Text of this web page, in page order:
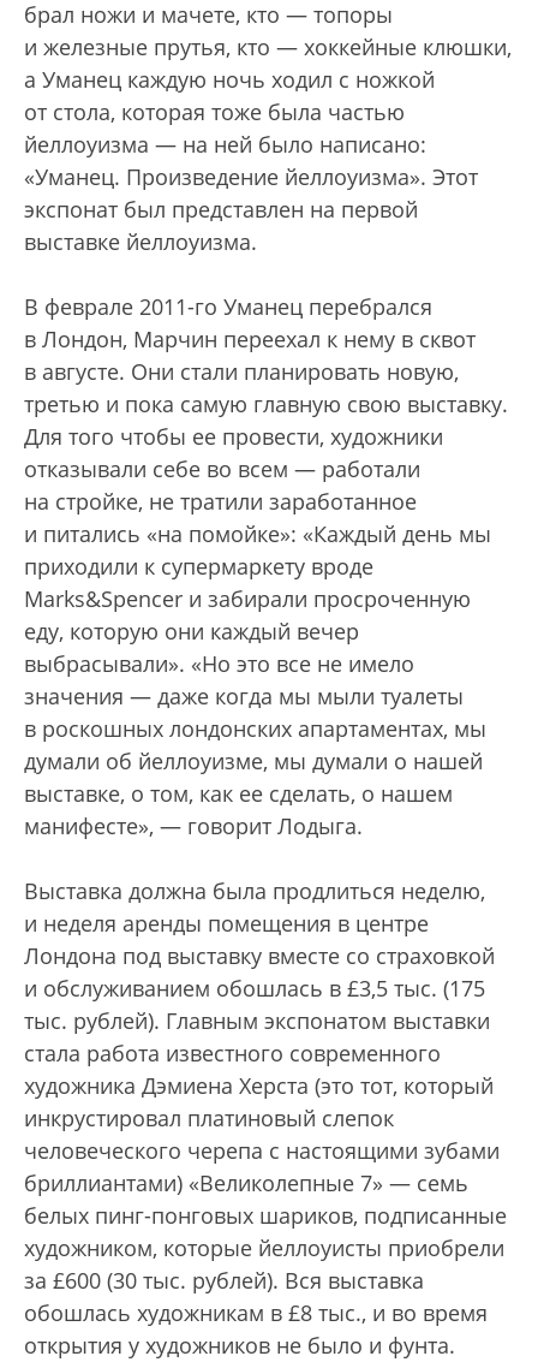
брал ножи и мачете, кто — топоры
и железные прутья, кто — хоккейные клюшки,
а Уманец каждую ночь ходил с ножкой
от стола, которая тоже была частью
йеллоуизма — на ней было написано:
«Уманец. Произведение йеллоуизма». Этот
экспонат был представлен на первой
выставке йеллоуизма.
В феврале 2011-го Уманец перебрался
в Лондон, Марчин переехал к нему в сквот
в августе. Они стали планировать новую,
третью и пока самую главную свою выставку.
Для того чтобы ее провести, художники
отказывали себе во всем — работали
на стройке, не тратили заработанное
и питались «на помойке»: «Каждый день мы
приходили к супермаркету вроде
Marks&Spencer и забирали просроченную
еду, которую они каждый вечер
выбрасывали». «Но это все не имело
значения — даже когда мы мыли туалеты
в роскошных лондонских апартаментах, мы
думали об йеллоуизме, мы думали о нашей
выставке, о том, как ее сделать, о нашем
манифесте», — говорит Лодыга.
Выставка должна была продлиться неделю,
и неделя аренды помещения в центре
Лондона под выставку вместе со страховкой
и обслуживанием обошлась в £3,5 тыс. (175
тыс. рублей). Главным экспонатом выставки
стала работа известного современного
художника Дэмиена Херста (это тот, который
инкрустировал платиновый слепок
человеческого черепа с настоящими зубами
бриллиантами) «Великолепные 7» — семь
белых пинг-понговых шариков, подписанные
художником, которые йеллоуисты приобрели
за £600 (30 тыс. рублей). Вся выставка
обошлась художникам в £8 тыс., и во время
открытия у художников не было и фунта.